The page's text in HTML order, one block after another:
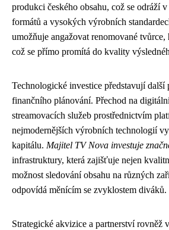
produkci českého obsahu, což se odráží
formátů a vysokých výrobních
umožňuje angažovat renomované tvůrce,
což se přímo promítá do kvality
Technologické investice představují další
finančního plánování. Přechod na
streamovacích služeb prostřednictvím
nejmodernějších výrobních technologií
kapitálu. Majitel TV Nova investuje
infrastruktury, která zajišťuje nejen
možnost sledování obsahu na různých
odpovídá měnícím se zvyklostem diváků.
Strategické akvizice a partnerství rovněž